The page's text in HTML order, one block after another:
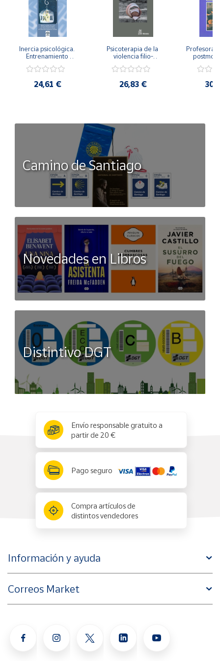
Inercia psicológica.
Entrenamiento
Igualdad de Género.
24,61 €
Psicoterapia de la
violencia filio-
secreto y la
26,83 €
Camino de Santiago
Novedades en Libros
Distintivo DGT
Envío responsable gratuito a
partir de 20 €
Pago seguro
Compra artículos de
distintos vendedores
Información y ayuda
Correos Market